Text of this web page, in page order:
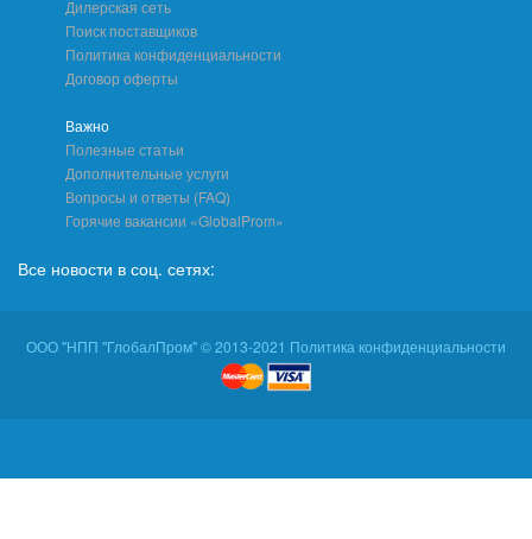
Дилерская сеть
Поиск поставщиков
Политика конфиденциальности
Договор оферты
Важно
Полезные статьи
Дополнительные услуги
Вопросы и ответы (FAQ)
Горячие вакансии «GlobalProm»
Все новости в соц. сетях:
ООО "НПП "ГлобалПром" © 2013-2021 Политика конфиденциальности